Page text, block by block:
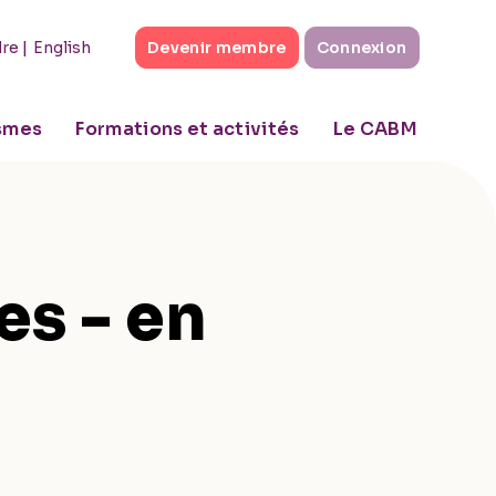
| Devenir membre Connexion
English
Formations et activités Le CABM
- en